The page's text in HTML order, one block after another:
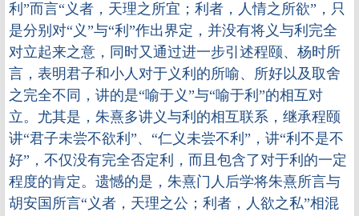
利”而言“义者，天理之所宜；利者，人情之所欲”，只
是分别对“义”与“利”作出界定，并没有将义与利完全
对立起来之意，同时又通过进一步引述程颐、杨时所
言，表明君子和小人对于义利的所喻、所好以及取舍
之完全不同，讲的是“喻于义”与“喻于利”的相互对
立。尤其是，朱熹多讲义与利的相互联系，继承程颐
讲“君子未尝不欲利”、“仁义未尝不利”，讲“利不是不
好”，不仅没有完全否定利，而且包含了对于利的一定
程度的肯定。遗憾的是，朱熹门人后学将朱熹所言与
胡安国所言“义者，天理之公；利者，人欲之私”相混